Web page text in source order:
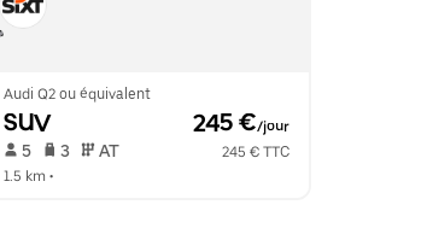
Audi Q2 ou équivalent
SUV 245 €/jour
5 3 AT
245 € TTC
1.5 km •